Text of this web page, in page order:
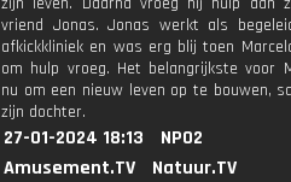
vriend Jonas. Jonas werkt als
afkickkliniek en was erg blij toen
om hulp vroeg. Het belangrijkste voor
nu om een nieuw leven op te bouwen,
zijn dochter.
27-01-2024 18:13
NPO2
Amusement.TV
Natuur.TV